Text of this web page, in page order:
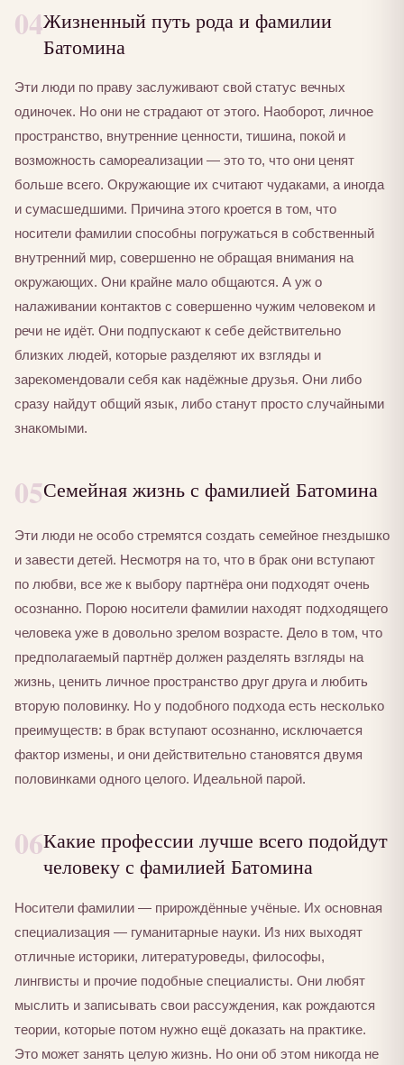
04Жизненный путь рода и фамилии
Батомина
Эти люди по праву заслуживают свой статус вечных
одиночек. Но они не страдают от этого. Наоборот, личное
пространство, внутренние ценности, тишина, покой и
возможность самореализации — это то, что они ценят
больше всего. Окружающие их считают чудаками, а иногда
и сумасшедшими. Причина этого кроется в том, что
носители фамилии способны погружаться в собственный
внутренний мир, совершенно не обращая внимания на
окружающих. Они крайне мало общаются. А уж о
налаживании контактов с совершенно чужим человеком и
речи не идёт. Они подпускают к себе действительно
близких людей, которые разделяют их взгляды и
зарекомендовали себя как надёжные друзья. Они либо
сразу найдут общий язык, либо станут просто случайными
знакомыми.
05Семейная жизнь с фамилией Батомина
Эти люди не особо стремятся создать семейное гнездышко
и завести детей. Несмотря на то, что в брак они вступают
по любви, все же к выбору партнёра они подходят очень
осознанно. Порою носители фамилии находят подходящего
человека уже в довольно зрелом возрасте. Дело в том, что
предполагаемый партнёр должен разделять взгляды на
жизнь, ценить личное пространство друг друга и любить
вторую половинку. Но у подобного подхода есть несколько
преимуществ: в брак вступают осознанно, исключается
фактор измены, и они действительно становятся двумя
половинками одного целого. Идеальной парой.
06Какие профессии лучше всего подойдут
человеку с фамилией Батомина
Носители фамилии — прирождённые учёные. Их основная
специализация — гуманитарные науки. Из них выходят
отличные историки, литературоведы, философы,
лингвисты и прочие подобные специалисты. Они любят
мыслить и записывать свои рассуждения, как рождаются
теории, которые потом нужно ещё доказать на практике.
Это может занять целую жизнь. Но они об этом никогда не